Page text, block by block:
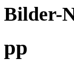
Bilder-
pp